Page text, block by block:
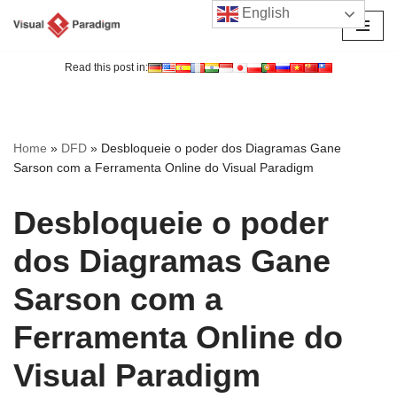
Read this post in:
Home » DFD » Desbloqueie o poder dos Diagramas Gane
Sarson com a Ferramenta Online do Visual Paradigm
Desbloqueie o poder
dos Diagramas Gane
Sarson com a
Ferramenta Online do
Visual Paradigm
English